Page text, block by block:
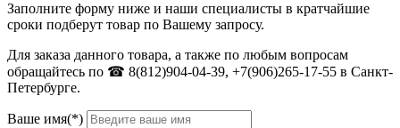
Заполните форму ниже и наши специалисты в кратчайшие
сроки подберут товар по Вашему запросу.
Для заказа данного товара, а также по любым вопросам
обращайтесь по ☎ 8(812)904-04-39, +7(906)265-17-55 в Санкт-
Петербурге.
Ваше имя(*)